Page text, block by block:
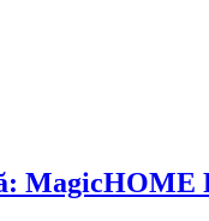
MagicHOME